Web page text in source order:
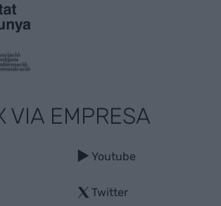
VIA EMPRESA
Youtube
Twitter